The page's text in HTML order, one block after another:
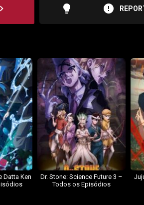
navigate_next lightbulb error
Datta Ken
Dr. Stone: Science Future 3 –
Todos os Episódios